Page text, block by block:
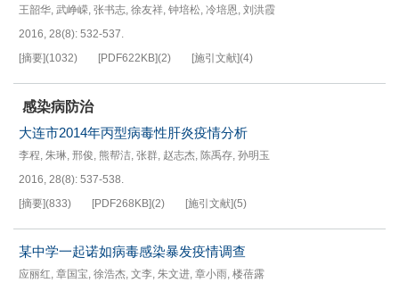
王韶华, 武峥嵘, 张书志, 徐友祥, 钟培松, 冷培恩, 刘洪霞
2016, 28(8): 532-537.
[摘要](1032) [PDF622KB](2) [施引文献](4)
感染病防治
大连市2014年丙型病毒性肝炎疫情分析
李程, 朱琳, 邢俊, 熊帮洁, 张群, 赵志杰, 陈禹存, 孙明玉
2016, 28(8): 537-538.
[摘要](833) [PDF268KB](2) [施引文献](5)
某中学一起诺如病毒感染暴发疫情调查
应丽红, 章国宝, 徐浩杰, 文李, 朱文进, 章小雨, 楼蓓露